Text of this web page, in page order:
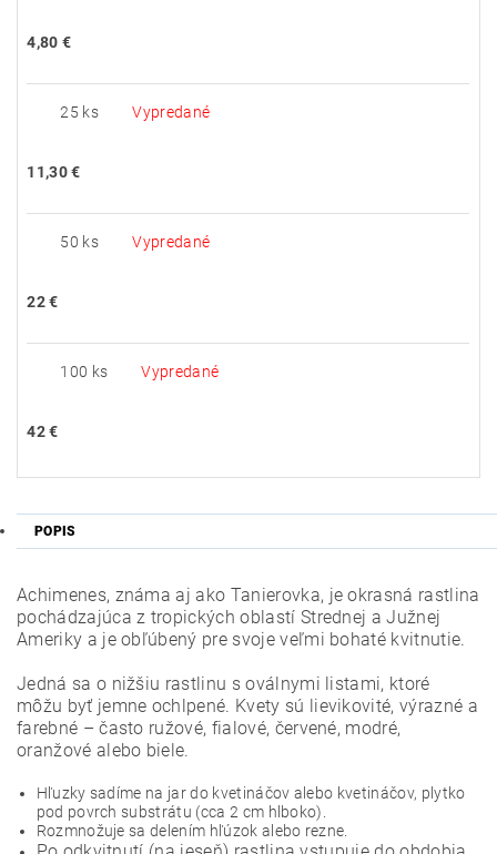
4,80 €
25 ks Vypredané
11,30 €
50 ks Vypredané
22 €
100 ks Vypredané
42 €
POPIS
Achimenes, známa aj ako Tanierovka, je okrasná rastlina
pochádzajúca z tropických oblastí Strednej a Južnej
Ameriky a je obľúbený pre svoje veľmi bohaté kvitnutie.
Jedná sa o nižšiu rastlinu s oválnymi listami, ktoré
môžu byť jemne ochlpené. Kvety sú lievikovité, výrazné a
farebné – často ružové, fialové, červené, modré,
oranžové alebo biele.
Hľuzky sadíme na jar do kvetináčov alebo kvetináčov, plytko
pod povrch substrátu (cca 2 cm hlboko).
Rozmnožuje sa delením hľúzok alebo rezne.